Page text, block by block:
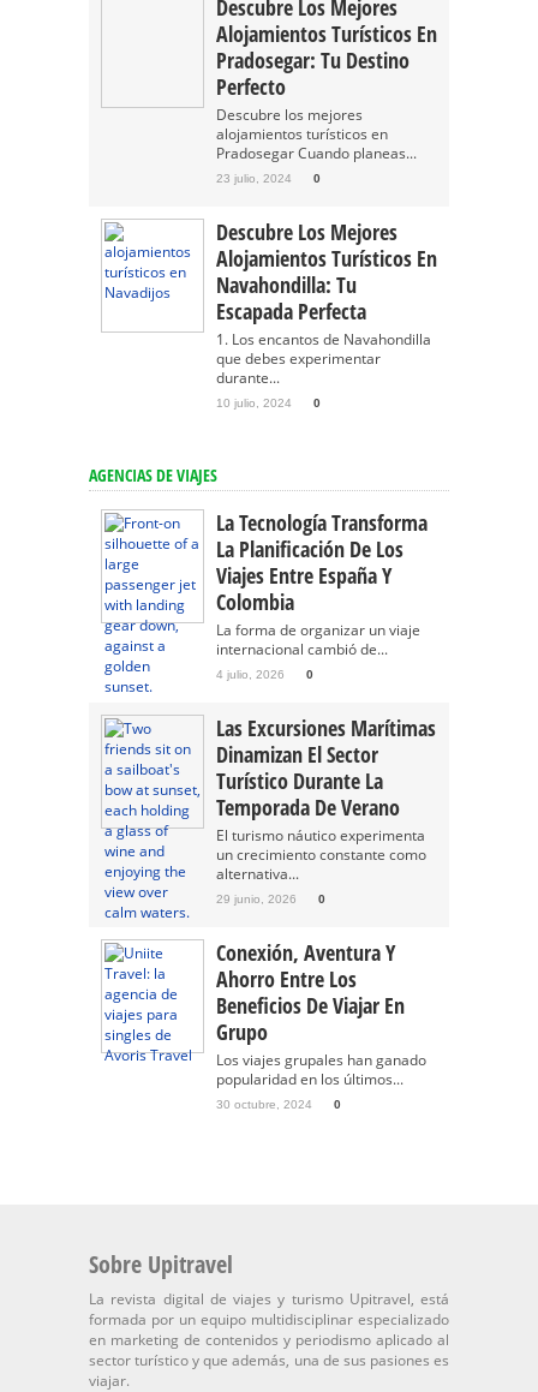
Descubre Los Mejores
Alojamientos Turísticos En
Pradosegar: Tu Destino
Perfecto
Descubre los mejores
alojamientos turísticos en
Pradosegar Cuando planeas...
23 julio, 2024 0
Descubre Los Mejores
Alojamientos Turísticos En
Navahondilla: Tu
Escapada Perfecta
1. Los encantos de Navahondilla
que debes experimentar
durante...
10 julio, 2024 0
AGENCIAS DE VIAJES
La Tecnología Transforma
La Planificación De Los
Viajes Entre España Y
Colombia
La forma de organizar un viaje
internacional cambió de...
4 julio, 2026 0
Las Excursiones Marítimas
Dinamizan El Sector
Turístico Durante La
Temporada De Verano
El turismo náutico experimenta
un crecimiento constante como
alternativa...
29 junio, 2026 0
Conexión, Aventura Y
Ahorro Entre Los
Beneficios De Viajar En
Grupo
Los viajes grupales han ganado
popularidad en los últimos...
30 octubre, 2024 0
Sobre Upitravel
La revista digital de viajes y turismo Upitravel, está
formada por un equipo multidisciplinar especializado
en marketing de contenidos y periodismo aplicado al
sector turístico y que además, una de sus pasiones es
viajar.